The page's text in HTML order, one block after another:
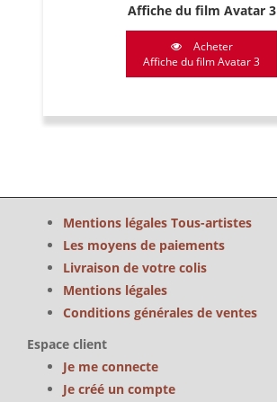
Affiche du film Avatar 3
Acheter
Affiche du film Avatar 3
Mentions légales Tous-artistes
Les moyens de paiements
Livraison de votre colis
Mentions légales
Conditions générales de ventes
Espace client
Je me connecte
Je créé un compte